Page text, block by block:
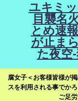
ユキミ
目襲名
とめ速
が止ま
た夜空
腐女子＜お客様皆様が
スを利用される事でか
ご足